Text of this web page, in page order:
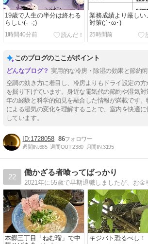
19歳で人生の半分は終わる
らしい(-_-;)
1時間40分前
業務成績より厳しい
対策(;´･ω･)
25時間前
このブログのここがポイント
実用的な冷房・除湿の効果と節約術
空調の効き方に着目し、冷房よりもドライ設定の
を掘り下げています。身近な電気代の節約や湿気
年の経験と科学的知見を融合した情報が満載です
による湿気の変化を理解することで、室内を快適
しています。
1728058 86
週間IN:685 週間OUT:2380 月間IN:3195
22
働かざる者喰ってばっかり
本郷三丁目「ねむ瑠」で中
キジバト恐るべし！